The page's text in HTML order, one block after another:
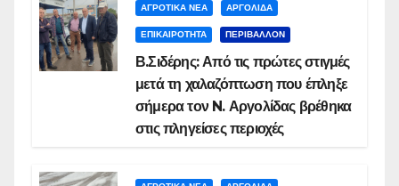
ΑΓΡΟΤΙΚΑ ΝΕΑ ΑΡΓΟΛΙΔΑ
ΕΠΙΚΑΙΡΟΤΗΤΑ ΠΕΡΙΒΑΛΛΟΝ
Β.Σιδέρης: Από τις πρώτες στιγμές
μετά τη χαλαζόπτωση που έπληξε
σήμερα τον N. Αργολίδας βρέθηκα
στις πληγείσες περιοχές